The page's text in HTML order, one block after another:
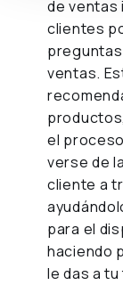
de ventas
clientes
ventas.
el
verse de
cliente a
para el
haciendo
le das a